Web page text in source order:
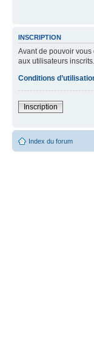
INSCRIPTION
Avant de pouvoir vous
aux utilisateurs
Conditions
Inscription
Index du forum